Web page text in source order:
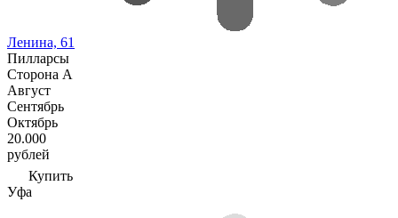
Ленина, 61
Пилларсы
Сторона А
Август
Сентябрь
Октябрь
20.000
рублей
Купить
Уфа